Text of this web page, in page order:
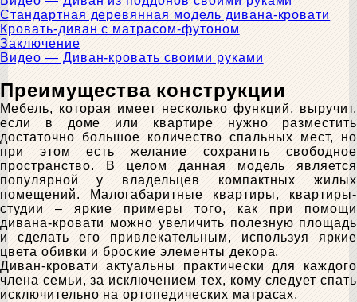
Стандартная деревянная модель дивана-кровати
Кровать-диван с матрасом-футоном
Заключение
Видео — Диван-кровать своими руками
Преимущества конструкции
Мебель, которая имеет несколько функций, выручит,
если в доме или квартире нужно разместить
достаточно большое количество спальных мест, но
при этом есть желание сохранить свободное
пространство. В целом данная модель является
популярной у владельцев компактных жилых
помещений. Малогабаритные квартиры, квартиры-
студии – яркие примеры того, как при помощи
дивана-кровати можно увеличить полезную площадь
и сделать его привлекательным, используя яркие
цвета обивки и броские элементы декора.
Диван-кровати актуальны практически для каждого
члена семьи, за исключением тех, кому следует спать
исключительно на ортопедических матрасах.